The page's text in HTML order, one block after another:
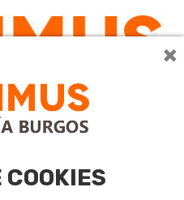
×
COOKIES